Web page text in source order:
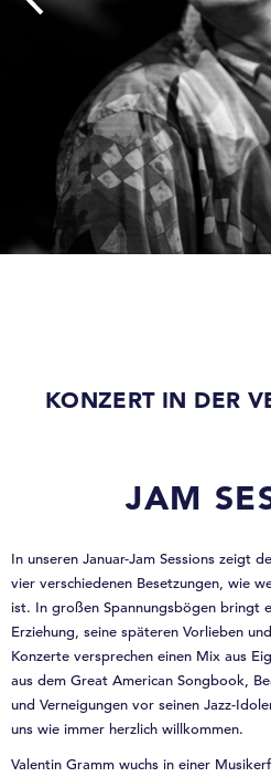
KONZERT IN DER
JAM
In unseren Januar-Jam Sessions zeigt
vier verschiedenen Besetzungen, wie
ist. In großen Spannungsbögen bringt
Erziehung, seine späteren Vorlieben
Konzerte versprechen einen Mix aus
aus dem Great American Songbook,
und Verneigungen vor seinen Jazz-
uns wie immer herzlich willkommen.
Valentin Gramm wuchs in einer